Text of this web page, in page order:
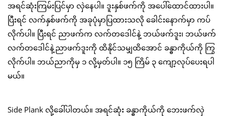
အရင်ဆုံးကြမ်းပြင်မှာ လှဲနေပါ။ ဒူးနှစ်ဖက်ကို အပေါ်ထောင်ထားပါ။
ပြီးရင် လက်နှစ်ဖက်ကို အခုပုံမှာပြထားသလို ခေါင်းနောက်မှာ ကပ်
လိုက်ပါ။ ပြီးရင် ညာဖက်က လက်တဒေါင်နဲ့ ဘယ်ဖက်ဒူး၊ ဘယ်ဖက်
လက်တဒေါင်နဲ့ညာဖက်ဒူးကို ထိနိုင်သမျှထိအောင် ခန္ဓာကိုယ်ကို ကြွ
လိုက်ပါ။ ဘယ်ညာကိုမှ ၁ လို့မှတ်ပါ။ ၁၅ ကြိမ် ၃ ကျော့လုပ်ပေးရပါ
မယ်။
Side Plank လို့ခေါ်ပါတယ်။ အရင်ဆုံး ခန္ဓာကိုယ်ကို ဘေးဖက်လှဲ